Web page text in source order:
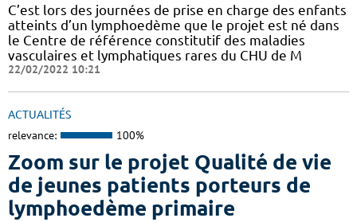
C’est lors des journées de prise en charge des enfants
atteints d’un lymphoedème que le projet est né dans
le Centre de référence constitutif des maladies
vasculaires et lymphatiques rares du CHU de M
22/02/2022 10:21
ACTUALITÉS
relevance: 100%
Zoom sur le projet Qualité de vie
de jeunes patients porteurs de
lymphoedème primaire